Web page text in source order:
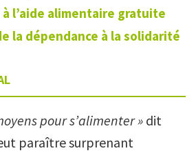
à l’aide alimentaire gratuite
la dépendance à la solidarité
pour s’alimenter »dit
paraître surprenant